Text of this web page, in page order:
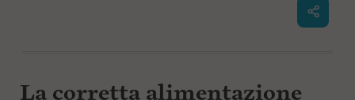
La corretta alimentazione